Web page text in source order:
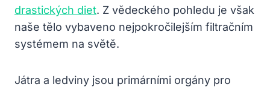
drastických diet. Z vědeckého pohledu je však
naše tělo vybaveno nejpokročilejším filtračním
systémem na světě.
Játra a ledviny jsou primárními orgány pro